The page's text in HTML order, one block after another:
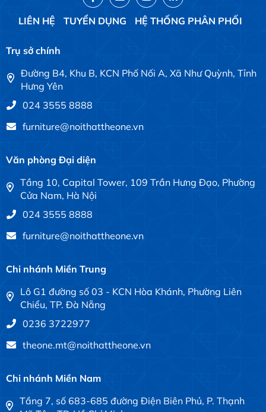
LIÊN HỆ TUYỂN DỤNG HỆ THỐNG PHÂN PHỐI
Trụ sở chính
Đường B4, Khu B, KCN Phố Nối A, Xã Như Quỳnh, Tỉnh
Hưng Yên
024 3555 8888
furniture@noithattheone.vn
Văn phòng Đại diện
Tầng 10, Capital Tower, 109 Trần Hưng Đạo, Phường
Cửa Nam, Hà Nội
024 3555 8888
furniture@noithattheone.vn
Chi nhánh Miền Trung
Lô G1 đường số 03 - KCN Hòa Khánh, Phường Liên
Chiểu, TP. Đà Nẵng
0236 3722977
theone.mt@noithattheone.vn
Chi nhánh Miền Nam
Tầng 7, số 683-685 đường Điện Biên Phủ, P. Thạnh